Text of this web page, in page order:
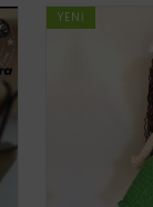
YENI